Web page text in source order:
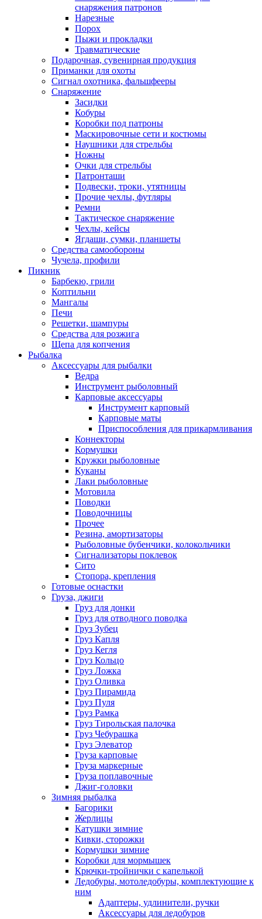
снаряжения патронов
Нарезные
Порох
Пыжи и прокладки
Травматические
Подарочная, сувенирная продукция
Приманки для охоты
Сигнал охотника, фальшфееры
Снаряжение
Засидки
Кобуры
Коробки под патроны
Маскировочные сети и костюмы
Наушники для стрельбы
Ножны
Очки для стрельбы
Патронташи
Подвески, троки, утятницы
Прочие чехлы, футляры
Ремни
Тактическое снаряжение
Чехлы, кейсы
Ягдаши, сумки, планшеты
Средства самообороны
Чучела, профили
Пикник
Барбекю, грили
Коптильни
Мангалы
Печи
Решетки, шампуры
Средства для розжига
Щепа для копчения
Рыбалка
Аксессуары для рыбалки
Ведра
Инструмент рыболовный
Карповые аксессуары
Инструмент карповый
Карповые маты
Приспособления для прикармливания
Коннекторы
Кормушки
Кружки рыболовные
Куканы
Лаки рыболовные
Мотовила
Поводки
Поводочницы
Прочее
Резина, амортизаторы
Рыболовные бубенчики, колокольчики
Сигнализаторы поклевок
Сито
Стопора, крепления
Готовые оснастки
Груза, джиги
Груз для донки
Груз для отводного поводка
Груз Зубец
Груз Капля
Груз Кегля
Груз Кольцо
Груз Ложка
Груз Оливка
Груз Пирамида
Груз Пуля
Груз Рамка
Груз Тирольская палочка
Груз Чебурашка
Груз Элеватор
Груза карповые
Груза маркерные
Груза поплавочные
Джиг-головки
Зимняя рыбалка
Багорики
Жерлицы
Катушки зимние
Кивки, сторожки
Кормушки зимние
Коробки для мормышек
Крючки-тройнички с капелькой
Ледобуры, мотоледобуры, комплектующие к
ним
Адаптеры, удлинители, ручки
Аксессуары для ледобуров